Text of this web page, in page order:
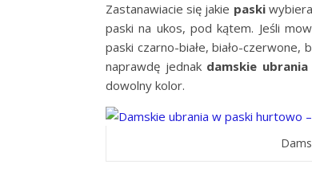
Zastanawiacie się jakie paski
paski na ukos, pod kątem. Jeśli
paski czarno-białe, biało-czerwone,
naprawdę jednak damskie
dowolny kolor.